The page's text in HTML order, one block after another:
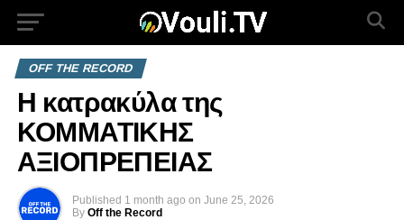
OFF THE RECORD
Η κατρακύλα της
ΚΟΜΜΑΤΙΚΗΣ
ΑΞΙΟΠΡΕΠΕΙΑΣ
Published 1 month ago on June 25, 2026
By Off the Record